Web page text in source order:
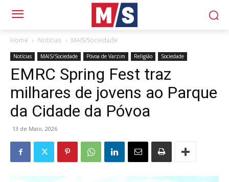
Home Notícias MAIS/Sociedade
Notícias MAIS/Sociedade Póvoa de Varzim Religião Sociedade
EMRC Spring Fest traz
milhares de jovens ao Parque
da Cidade da Póvoa
13 de Maio, 2026